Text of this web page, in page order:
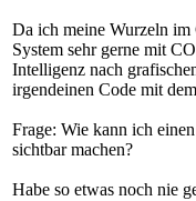
Da ich meine Wurzeln
System sehr gerne mit
Intelligenz nach
irgendeinen Code mit
Frage: Wie kann ich
sichtbar machen?
Habe so etwas noch nie